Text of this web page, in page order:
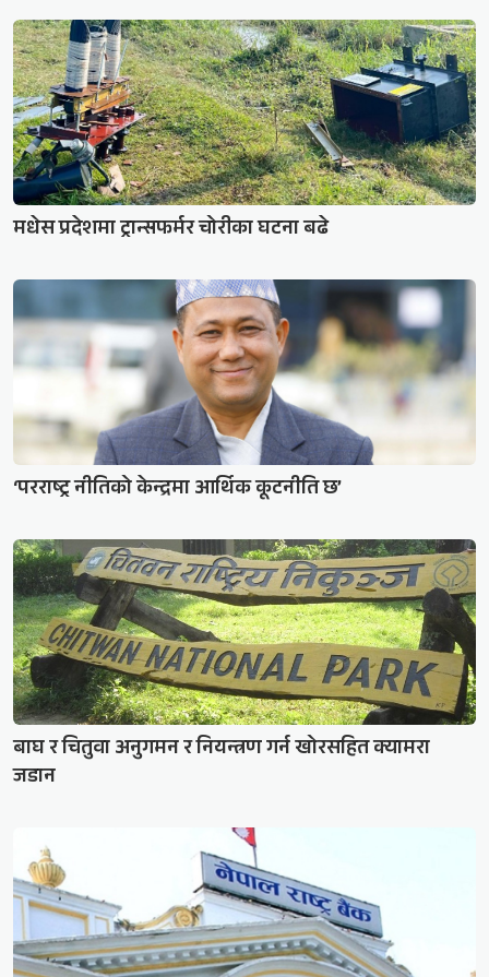
मधेस प्रदेशमा ट्रान्सफर्मर चोरीका घटना बढे
‘परराष्ट्र नीतिको केन्द्रमा आर्थिक कूटनीति छ’
बाघ र चितुवा अनुगमन र नियन्त्रण गर्न खोरसहित क्यामरा
जडान